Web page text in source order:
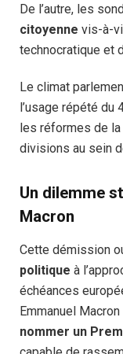
De l’autre, les
citoyenne vis-à-
technocratique et
Le climat
l’usage répété du
les réformes de
divisions au sein
Un dilemme
Macron
Cette démission
politique à
échéances
Emmanuel
nommer un